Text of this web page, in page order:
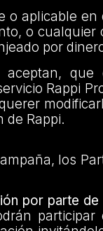
o aplicable
o
por
aceptan,
Rappi
de Rappi.
los
por parte